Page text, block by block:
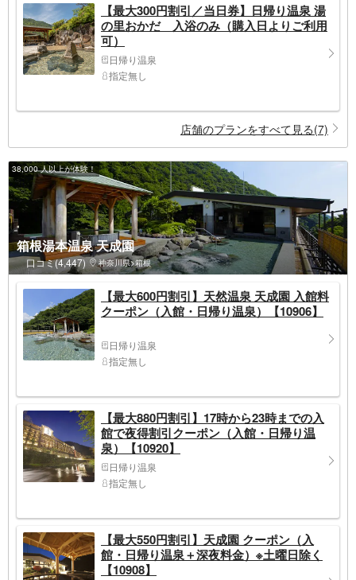
【最大300円割引／当日券】日帰り温泉 湯
の里おかだ 入浴のみ（購入日よりご利用
可）
日帰り温泉
指定無し
店舗のプランをすべて見る(7)
38,000 人以上が体験！
箱根湯本温泉 天成園
口コミ(4,447) 神奈川県>箱根
【最大600円割引】天然温泉 天成園 入館料
クーポン（入館・日帰り温泉）【10906】
日帰り温泉
指定無し
【最大880円割引】17時から23時までの入
館で夜得割引クーポン（入館・日帰り温
泉）【10920】
日帰り温泉
指定無し
【最大550円割引】天成園 クーポン（入
館・日帰り温泉＋深夜料金）※土曜日除く
【10908】